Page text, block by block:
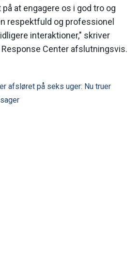
at engagere os i god tro og
respektfuld og professionel
interaktioner," skriver
Center afslutningsvis.
afsløret på seks uger: Nu truer